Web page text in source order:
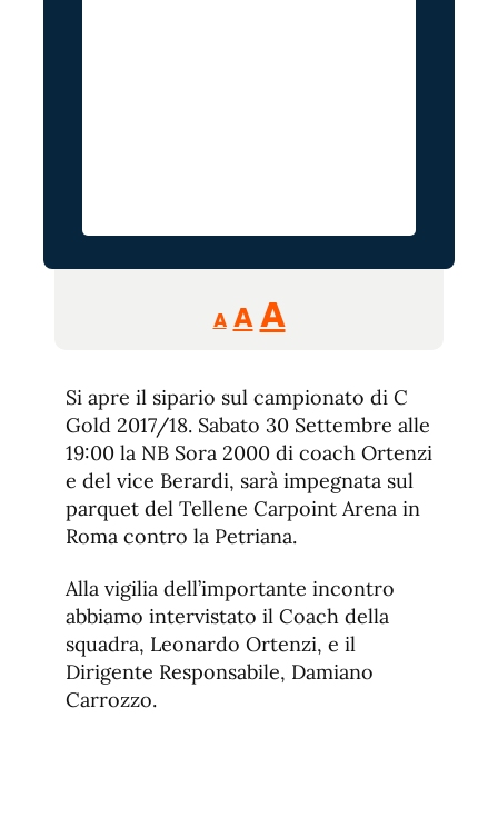
A
Reducir
tamaño
A Restablecer
tamaño
fuente
AAumentar
de
fuente.
Si apre il sipario sul campionato di C
Gold 2017/18. Sabato 30 Settembre alle
19:00 la NB Sora 2000 di coach Ortenzi
e del vice Berardi, sarà impegnata sul
parquet del Tellene Carpoint Arena in
Roma contro la Petriana.
Alla vigilia dell’importante incontro
abbiamo intervistato il Coach della
squadra, Leonardo Ortenzi, e il
Dirigente Responsabile, Damiano
Carrozzo.